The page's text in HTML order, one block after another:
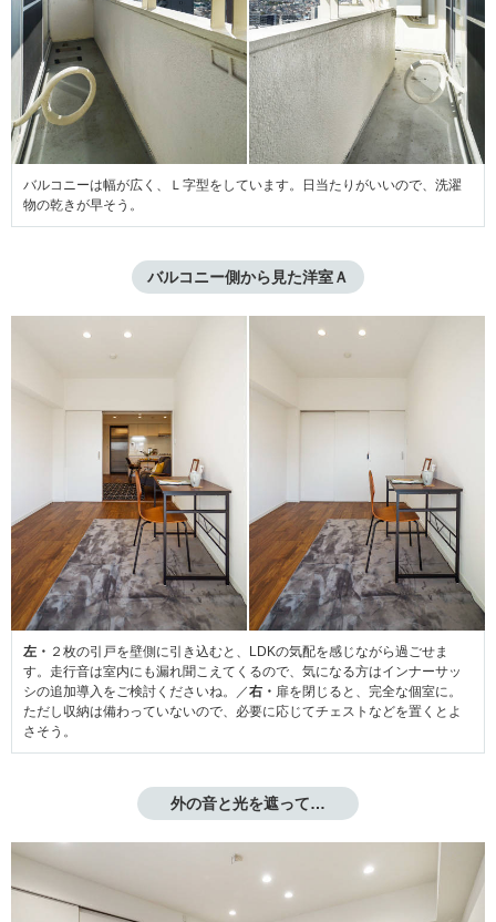
バルコニーは幅が広く、Ｌ字型をしています。日当たりがいいので、洗濯
物の乾きが早そう。
バルコニー側から見た洋室Ａ
左・ ２枚の引戸を壁側に引き込むと、LDKの気配を感じながら過ごせま
す。走行音は室内にも漏れ聞こえてくるので、気になる方はインナーサッ
シの追加導入をご検討くださいね。／右・ 扉を閉じると、完全な個室に。
ただし収納は備わっていないので、必要に応じてチェストなどを置くとよ
さそう。
外の音と光を遮って…